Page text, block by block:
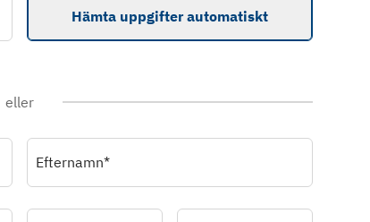
Hämta uppgifter automatiskt
eller
Efternamn*